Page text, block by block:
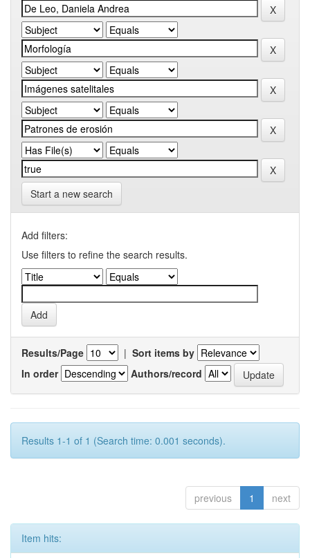
Start a new search
Add filters:
Use filters to refine the search results.
Results/Page | Sort items by
In order
Authors/record
Results 1-1 of 1 (Search time: 0.001 seconds).
previous 1 next
Item hits: